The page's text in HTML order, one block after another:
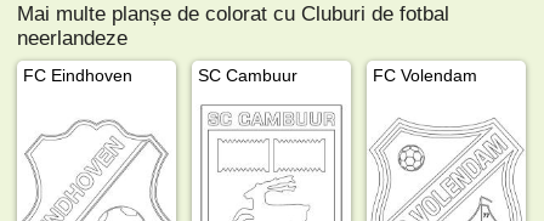
Mai multe planșe de colorat cu Cluburi de fotbal
neerlandeze
FC Eindhoven SC Cambuur FC Volendam